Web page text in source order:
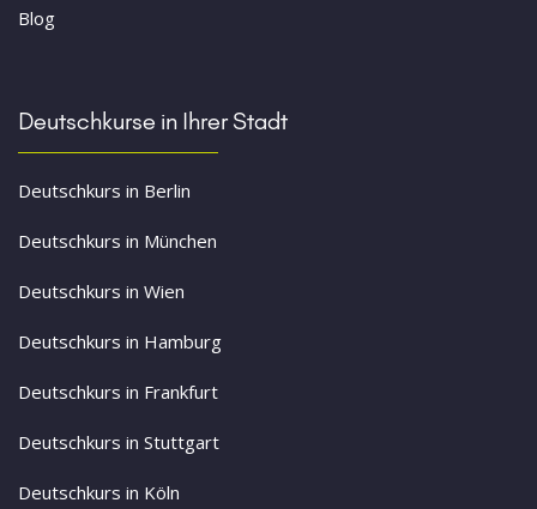
Blog
Deutschkurse in Ihrer Stadt
Deutschkurs in Berlin
Deutschkurs in München
Deutschkurs in Wien
Deutschkurs in Hamburg
Deutschkurs in Frankfurt
Deutschkurs in Stuttgart
Deutschkurs in Köln